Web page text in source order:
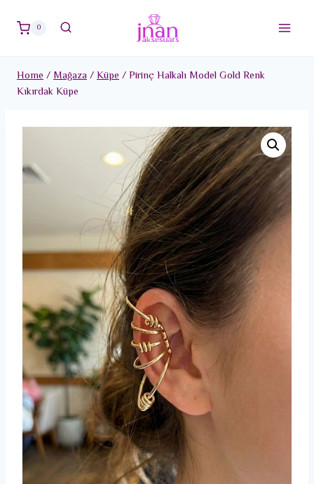
0
Home/Mağaza/Küpe/Pirinç Halkalı Model Gold Renk
Kıkırdak Küpe